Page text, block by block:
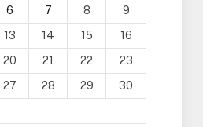
6 7 8
9
13 14 15
16
20 21 22
23
27 28 29
30